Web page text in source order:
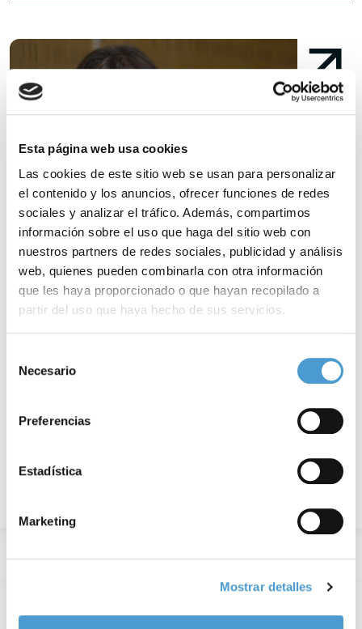
Esta página web usa cookies
Las cookies de este sitio web se usan para personalizar
el contenido y los anuncios, ofrecer funciones de redes
sociales y analizar el tráfico. Además, compartimos
información sobre el uso que haga del sitio web con
nuestros partners de redes sociales, publicidad y análisis
web, quienes pueden combinarla con otra información
que les haya proporcionado o que hayan recopilado a
partir del uso que haya hecho de sus servicios.
de cookies
Necesario
Preferencias
Estadística
Marketing
Mostrar detalles
“Recopilar datos nos ayuda a conocer...